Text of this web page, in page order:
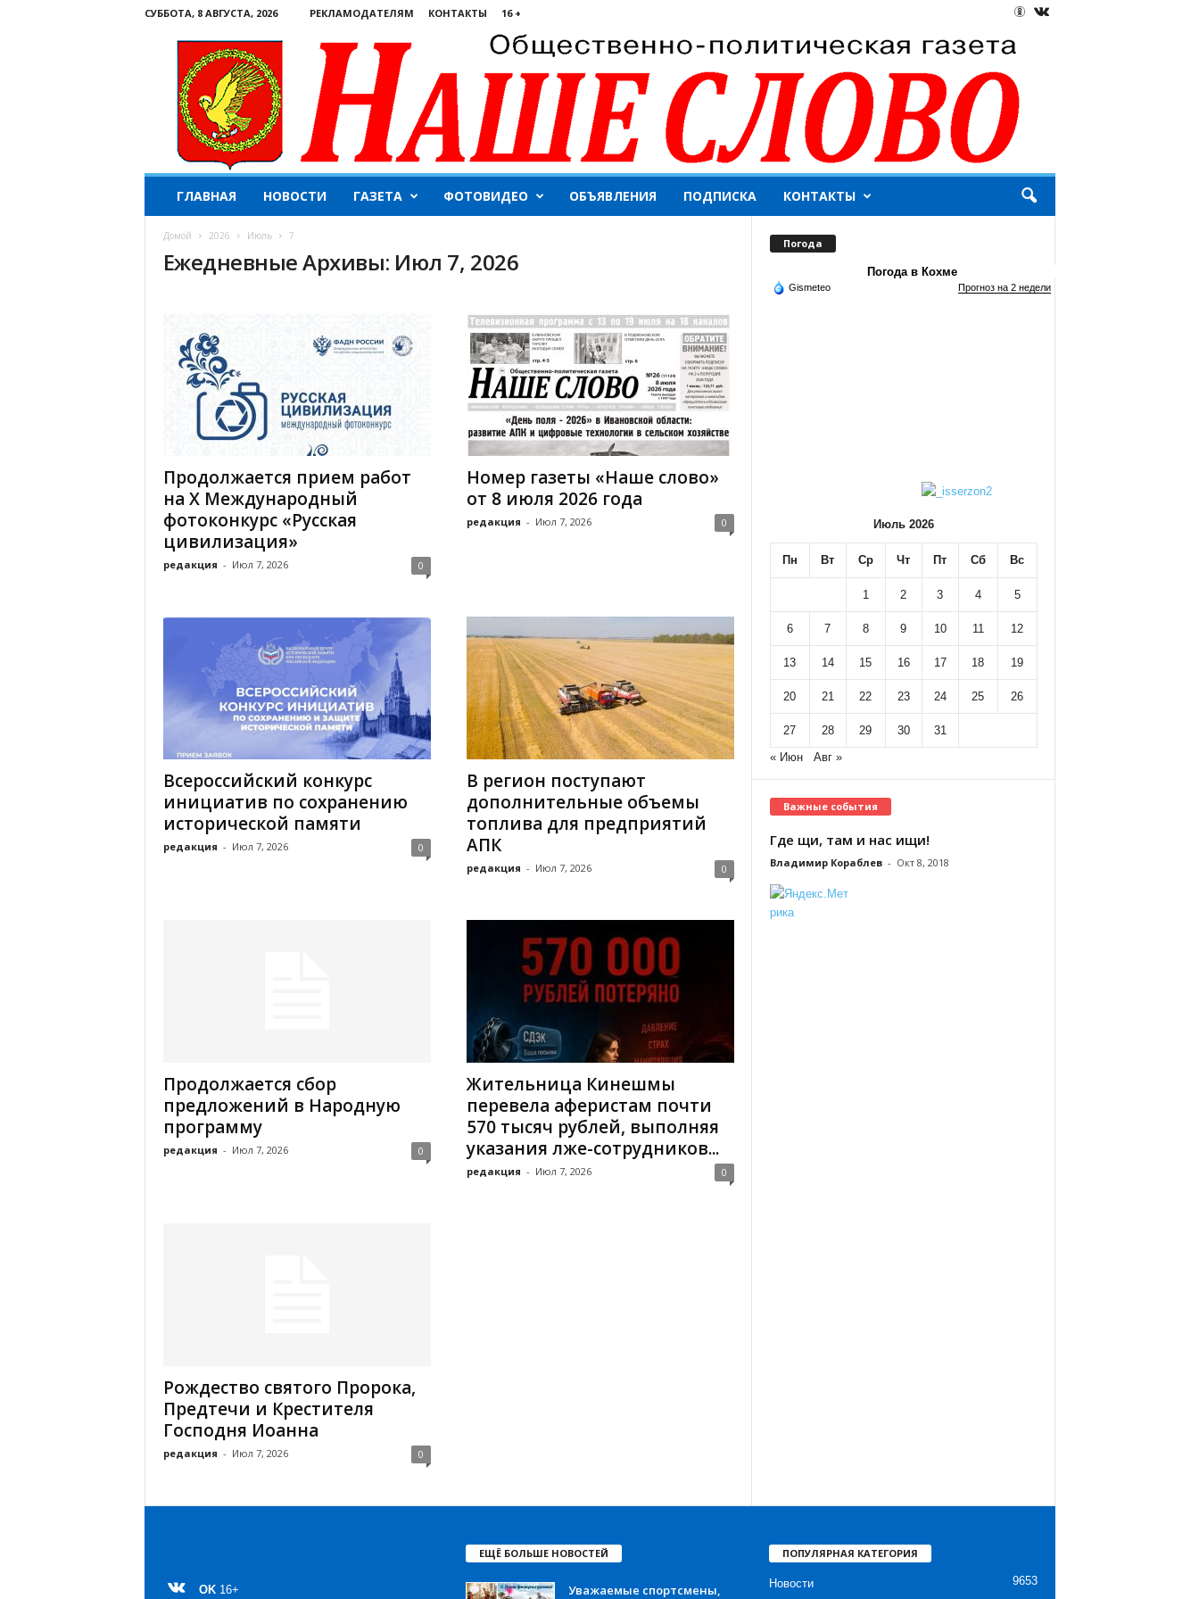
СУББОТА, 8 АВГУСТА, 2026 РЕКЛАМОДАТЕЛЯМ КОНТАКТЫ 16 +
ш
ГЛАВНАЯ НОВОСТИ ГАЗЕТА ФОТОВИДЕО ОБЪЯВЛЕНИЯ ПОДПИСКА КОНТАКТЫ
Домой 2026 Июль 7
Ежедневные Архивы: Июл 7, 2026
Продолжается прием работ
на Х Международный
фотоконкурс «Русская
цивилизация»
редакция - Июл 7, 2026 0
Номер газеты «Наше слово»
от 8 июля 2026 года
редакция - Июл 7, 2026 0
Всероссийский конкурс
инициатив по сохранению
исторической памяти
редакция - Июл 7, 2026 0
В регион поступают
дополнительные объемы
топлива для предприятий
АПК
редакция - Июл 7, 2026 0
Продолжается сбор
предложений в Народную
программу
редакция - Июл 7, 2026 0
Жительница Кинешмы
перевела аферистам почти
570 тысяч рублей, выполняя
указания лже-сотрудников...
редакция - Июл 7, 2026 0
Рождество святого Пророка,
Предтечи и Крестителя
Господня Иоанна
редакция - Июл 7, 2026 0
Погода
Погода в Кохме
Gismeteo Прогноз на 2 недели
Июль 2026
Пн Вт Ср Чт Пт Сб Вс
1 2 3 4 5
6 7 8 9 10 11 12
13 14 15 16 17 18 19
20 21 22 23 24 25 26
27 28 29 30
31
« Июн
Авг »
Важные события
Где щи, там и нас ищи!
Владимир Кораблев - Окт 8, 2018
OK 16+
ЕЩЁ БОЛЬШЕ НОВОСТЕЙ
Уважаемые спортсмены,
ПОПУЛЯРНАЯ КАТЕГОРИЯ
Новости 9653